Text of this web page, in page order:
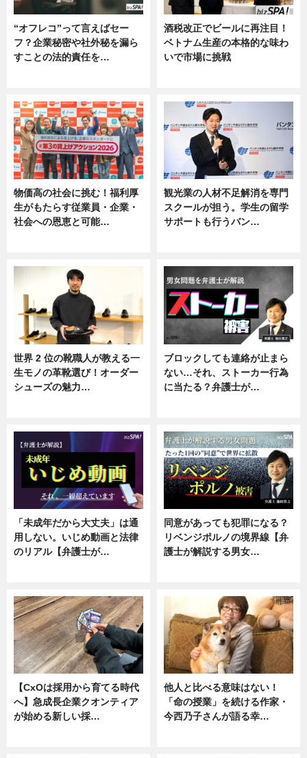
“オフレコ”って言えばセー
フ？企業秘密や社外秘を漏ら
すことの法的責任を…
酒税改正でビールに再注目！
ベトナム生産の本格的な味わ
いで市場に挑戦
物価高の社会に挑む！福利厚
生がもたらす従業員・企業・
社会への恩恵と可能…
観光業の人材不足解消を専門
スクールが担う。学生の留学
サポートも行うバン…
世界 2 位の靴職人が教える一
生モノの革靴選び！オーダー
シューズの魅力…
ブロックしても連絡が止まら
ない…それ、ストーカー行為
に当たる？弁護士が…
「未成年だから大丈夫」は通
用しない。いじめ動画と法律
のリアル【弁護士が…
同意があっても犯罪になる？
リベンジポルノの境界線【弁
護士が解説する男女…
【CxOは採用から育てる時代
へ】急成長企業クオンティア
が始める新しい採…
他人と比べる意味はない！
「命の授業」を続ける作家・
今西乃子さんが語る幸…